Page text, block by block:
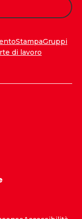
StampaGruppi
di lavoro